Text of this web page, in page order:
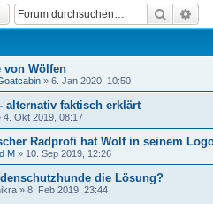
Suche
von Wölfen
» 6. Jan 2020, 10:50
alternativ faktisch erklärt
4. Okt 2019, 08:17
Radprofi hat Wolf in seinem
M » 10. Sep 2019, 12:26
die Lösung?
» 8. Feb 2019, 23:44